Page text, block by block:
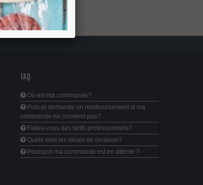
FAQ
Où est ma commande?
Puis-je demande un remboursement si ma
commande ne convient pas?
Faites-vous des tarifs professionnels?
Quels sont les délais de livraison?
Pourquoi ma commande est en attente ?